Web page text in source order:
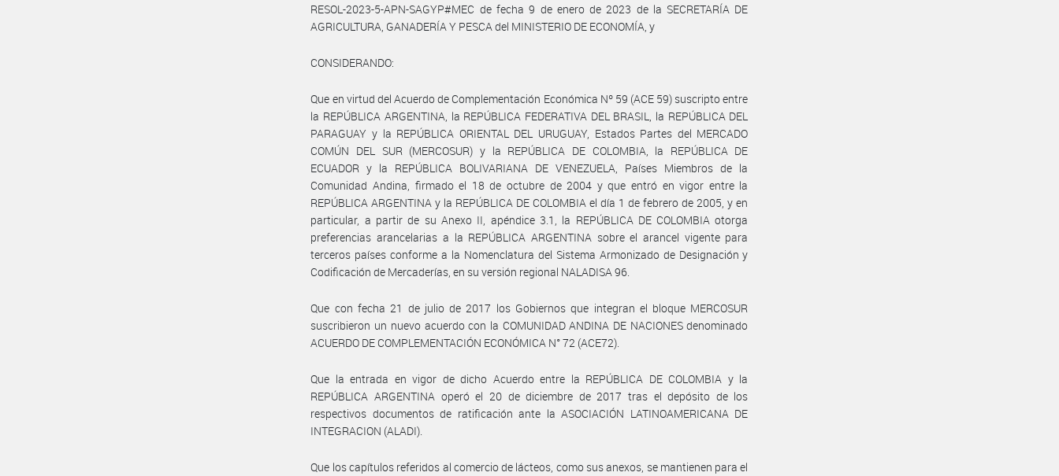
RESOL-2023-5-APN-SAGYP#MEC de fecha 9 de enero de 2023 de la SECRETARÍA DE
AGRICULTURA, GANADERÍA Y PESCA del MINISTERIO DE ECONOMÍA, y
CONSIDERANDO:
Que en virtud del Acuerdo de Complementación Económica Nº 59 (ACE 59) suscripto entre
la REPÚBLICA ARGENTINA, la REPÚBLICA FEDERATIVA DEL BRASIL, la REPÚBLICA DEL
PARAGUAY y la REPÚBLICA ORIENTAL DEL URUGUAY, Estados Partes del MERCADO
COMÚN DEL SUR (MERCOSUR) y la REPÚBLICA DE COLOMBIA, la REPÚBLICA DE
ECUADOR y la REPÚBLICA BOLIVARIANA DE VENEZUELA, Países Miembros de la
Comunidad Andina, firmado el 18 de octubre de 2004 y que entró en vigor entre la
REPÚBLICA ARGENTINA y la REPÚBLICA DE COLOMBIA el día 1 de febrero de 2005, y en
particular, a partir de su Anexo II, apéndice 3.1, la REPÚBLICA DE COLOMBIA otorga
preferencias arancelarias a la REPÚBLICA ARGENTINA sobre el arancel vigente para
terceros países conforme a la Nomenclatura del Sistema Armonizado de Designación y
Codificación de Mercaderías, en su versión regional NALADISA 96.
Que con fecha 21 de julio de 2017 los Gobiernos que integran el bloque MERCOSUR
suscribieron un nuevo acuerdo con la COMUNIDAD ANDINA DE NACIONES denominado
ACUERDO DE COMPLEMENTACIÓN ECONÓMICA N° 72 (ACE72).
Que la entrada en vigor de dicho Acuerdo entre la REPÚBLICA DE COLOMBIA y la
REPÚBLICA ARGENTINA operó el 20 de diciembre de 2017 tras el depósito de los
respectivos documentos de ratificación ante la ASOCIACIÓN LATINOAMERICANA DE
INTEGRACION (ALADI).
Que los capítulos referidos al comercio de lácteos, como sus anexos, se mantienen para el